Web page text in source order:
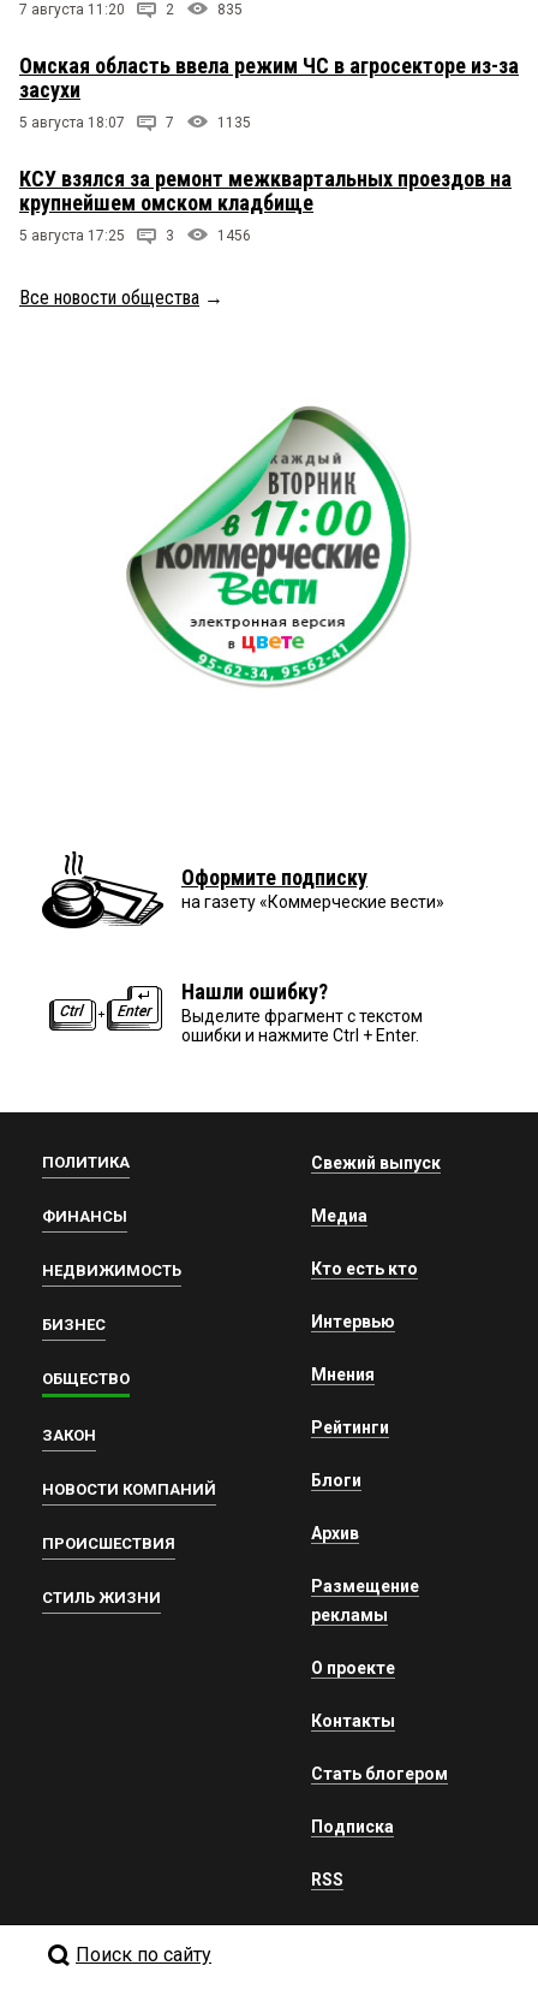
7 августа 11:20 2 835
Омская область ввела режим ЧС в агросекторе из-за
засухи
5 августа 18:07 7 1135
КСУ взялся за ремонт межквартальных проездов на
крупнейшем омском кладбище
5 августа 17:25 3 1456
Все новости общества →
Оформите подписку
на газету «Коммерческие вести»
Нашли ошибку?
Выделите фрагмент с текстом
ошибки и нажмите Ctrl + Enter.
ПОЛИТИКА
ФИНАНСЫ
НЕДВИЖИМОСТЬ
БИЗНЕС
ОБЩЕСТВО
ЗАКОН
НОВОСТИ КОМПАНИЙ
ПРОИСШЕСТВИЯ
СТИЛЬ ЖИЗНИ
Свежий выпуск
Медиа
Кто есть кто
Интервью
Мнения
Рейтинги
Блоги
Архив
Размещение
рекламы
О проекте
Контакты
Стать блогером
Подписка
RSS
Поиск по сайту